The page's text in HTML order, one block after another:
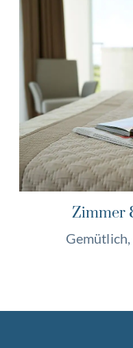
Zimmer
Gemütlich,